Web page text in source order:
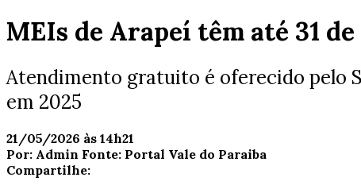
MEIs de Arapeí têm até 31
Atendimento gratuito é oferecido pelo
em 2025
21/05/2026 às 14h21
Por: Admin Fonte: Portal Vale do Paraiba
Compartilhe: